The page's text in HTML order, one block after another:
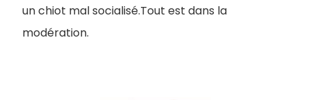
un chiot mal socialisé.Tout est dans la
modération.